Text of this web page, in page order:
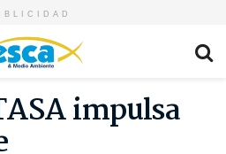
impulsa